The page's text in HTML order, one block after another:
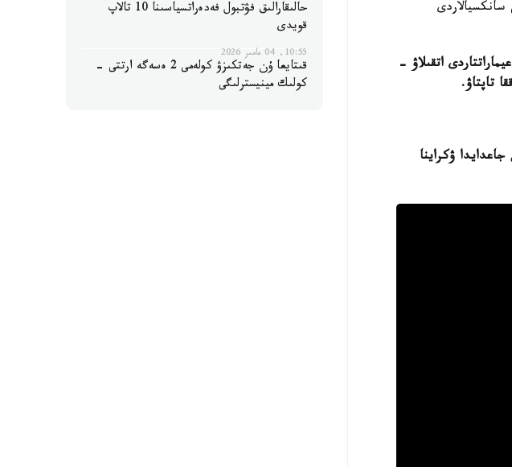
اتقىلاۋ -
تاپتاۋ.
ۋكراينا
حالىقارالىق فۋتبول فەدەراتسياسىنا 10 تالاپ
قويدى
10:55, 04 مامىر 2026
قىتايعا ۇن جەتكىزۋ كولەمى 2 ەسەگە ارتتى -
كولىك مينيسترلىگى